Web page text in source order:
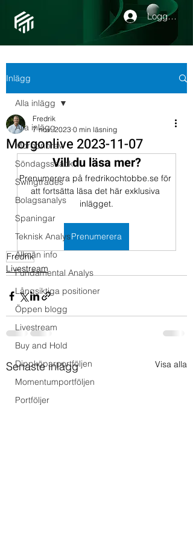
Logga in
Inlägg
Alla inlägg
Morgonbrev
Söndagssnack
Swingtrades
Bolagsanalys
Spaningar
Teknisk Analys
Allmän info
Fundamental Analys
Långsiktiga positioner
Öppen blogg
Livestream
Buy and Hold
Dippköparportföljen
Momentumportföljen
Portföljer
Alla inlägg
Morgonlive 2023-11-07
Fredrik
7 nov. 2023 0 min läsning
Vill du läsa mer?
Prenumerera på fredrikochtobbe.se för
att fortsätta läsa det här exklusiva
inlägget.
Prenumerera
Fredrik
Livestream
Senaste inlägg Visa alla